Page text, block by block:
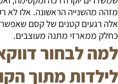
מזהה מהשנייה הראשונה. אלו לא
אלה רגעים קטנים של קסם שאפשר
כחלק ממארזי מתנה מעוצבים.
למה לבחור
לילדות מתוך